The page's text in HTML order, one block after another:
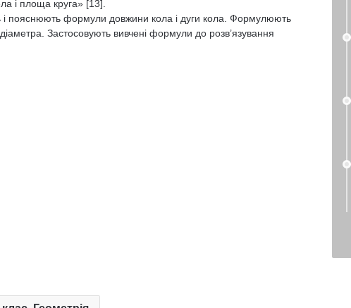
і площа круга» [13].
і пояснюють формули довжини кола і дуги кола. Формулюють
Застосовують вивчені формули до розв’язування